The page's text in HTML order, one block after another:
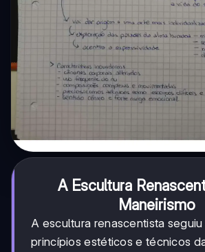
A Escultura
Maneirismo
A escultura renascentista seguiu
princípios estéticos e técnicos